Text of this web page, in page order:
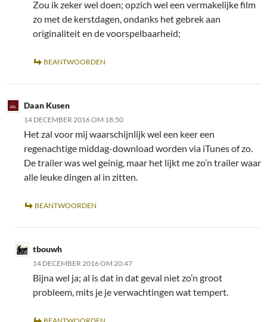
Zou ik zeker wel doen; opzich wel een vermakelijke film
zo met de kerstdagen, ondanks het gebrek aan
originaliteit en de voorspelbaarheid;
BEANTWOORDEN
Daan Kusen
14 DECEMBER 2016 OM 18:50
Het zal voor mij waarschijnlijk wel een keer een
regenachtige middag-download worden via iTunes of zo.
De trailer was wel geinig, maar het lijkt me zo’n trailer waar
alle leuke dingen al in zitten.
BEANTWOORDEN
tbouwh
14 DECEMBER 2016 OM 20:47
Bijna wel ja; al is dat in dat geval niet zo’n groot
probleem, mits je je verwachtingen wat tempert.